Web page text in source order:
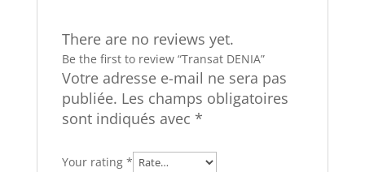
There are no reviews yet.
Be the first to review “Transat DENIA”
Votre adresse e-mail ne sera pas
publiée. Les champs obligatoires
sont indiqués avec *
Your rating *